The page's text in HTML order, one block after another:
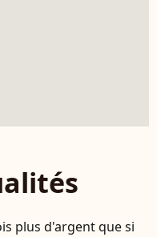
plus d'argent que si